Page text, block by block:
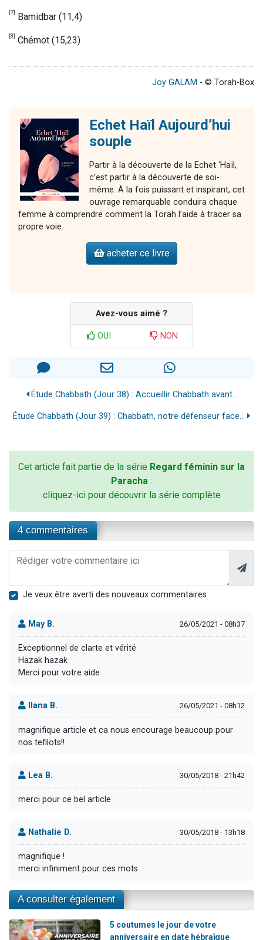
[7] Bamidbar (11,4)
[8] Chémot (15,23)
Joy GALAM - © Torah-Box
Echet Haïl Aujourd’hui
souple
Partir à la découverte de la Echet ‘Haïl,
c’est partir à la découverte de soi-
même. À la fois puissant et inspirant, cet
ouvrage remarquable conduira chaque
femme à comprendre comment la Torah l’aide à tracer sa
propre voie.
acheter ce livre
Avez-vous aimé ?
OUI NON
Étude Chabbath (Jour 38) : Accueillir Chabbath avant...
Étude Chabbath (Jour 39) : Chabbath, notre défenseur face...
Cet article fait partie de la série Regard féminin sur la
Paracha :
cliquez-ici pour découvrir la série complète
4 commentaires
Je veux être averti des nouveaux commentaires
May B. 26/05/2021 - 08h37
Exceptionnel de clarte et vérité
Hazak hazak
Merci pour votre aide
Ilana B. 26/05/2021 - 08h12
magnifique article et ca nous encourage beaucoup pour
nos tefilots!!
Lea B. 30/05/2018 - 21h42
merci pour ce bel article
Nathalie D. 30/05/2018 - 13h18
magnifique !
merci infiniment pour ces mots
A consulter également
5 coutumes le jour de votre
anniversaire en date hébraïque